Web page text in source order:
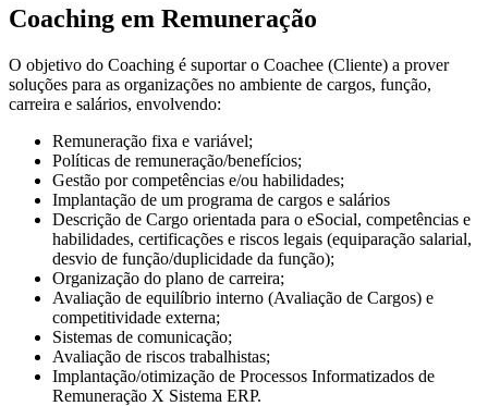
Coaching em Remuneração
O objetivo do Coaching é suportar o Coachee (Cliente) a prover
soluções para as organizações no ambiente de cargos, função,
carreira e salários, envolvendo:
Remuneração fixa e variável;
Políticas de remuneração/benefícios;
Gestão por competências e/ou habilidades;
Implantação de um programa de cargos e salários
Descrição de Cargo orientada para o eSocial, competências e
habilidades, certificações e riscos legais (equiparação salarial,
desvio de função/duplicidade da função);
Organização do plano de carreira;
Avaliação de equilíbrio interno (Avaliação de Cargos) e
competitividade externa;
Sistemas de comunicação;
Avaliação de riscos trabalhistas;
Implantação/otimização de Processos Informatizados de
Remuneração X Sistema ERP.